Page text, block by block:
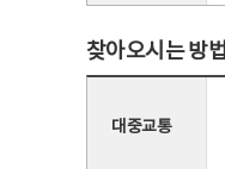
찾아오시는 방법
대중교통